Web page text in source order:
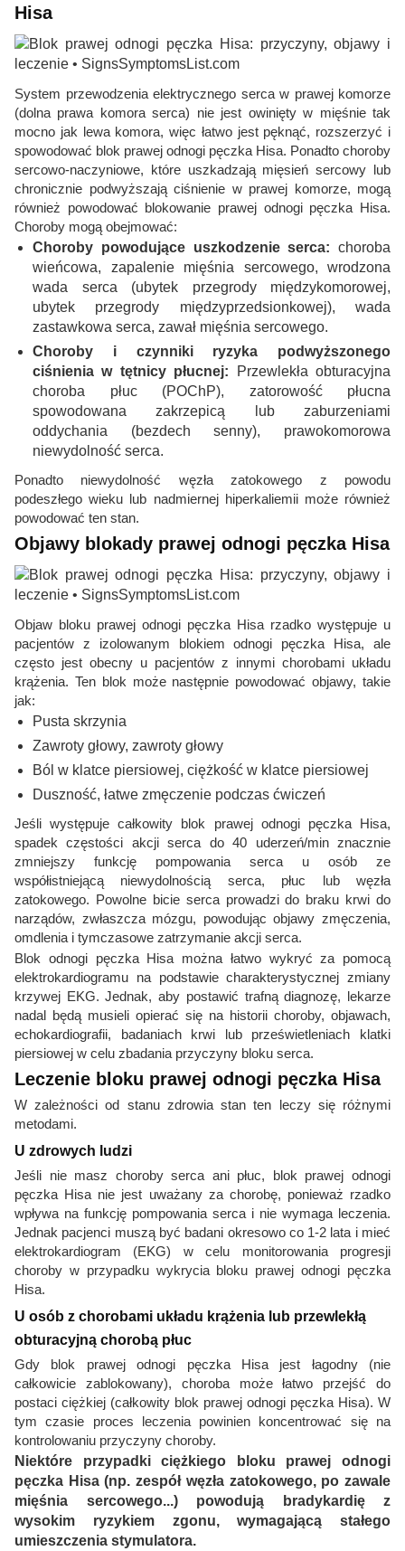
Hisa
System przewodzenia elektrycznego serca w prawej komorze
(dolna prawa komora serca) nie jest owinięty w mięśnie tak
mocno jak lewa komora, więc łatwo jest pęknąć, rozszerzyć i
spowodować blok prawej odnogi pęczka Hisa. Ponadto choroby
sercowo-naczyniowe, które uszkadzają mięsień sercowy lub
chronicznie podwyższają ciśnienie w prawej komorze, mogą
również powodować blokowanie prawej odnogi pęczka Hisa.
Choroby mogą obejmować:
Choroby powodujące uszkodzenie serca: choroba
wieńcowa, zapalenie mięśnia sercowego, wrodzona
wada serca (ubytek przegrody międzykomorowej,
ubytek przegrody międzyprzedsionkowej), wada
zastawkowa serca, zawał mięśnia sercowego.
Choroby i czynniki ryzyka podwyższonego
ciśnienia w tętnicy płucnej: Przewlekła obturacyjna
choroba płuc (POChP), zatorowość płucna
spowodowana zakrzepicą lub zaburzeniami
oddychania (bezdech senny), prawokomorowa
niewydolność serca.
Ponadto niewydolność węzła zatokowego z powodu
podeszłego wieku lub nadmiernej hiperkaliemii może również
powodować ten stan.
Objawy blokady prawej odnogi pęczka Hisa
Objaw bloku prawej odnogi pęczka Hisa rzadko występuje u
pacjentów z izolowanym blokiem odnogi pęczka Hisa, ale
często jest obecny u pacjentów z innymi chorobami układu
krążenia. Ten blok może następnie powodować objawy, takie
jak:
Pusta skrzynia
Zawroty głowy, zawroty głowy
Ból w klatce piersiowej, ciężkość w klatce piersiowej
Duszność, łatwe zmęczenie podczas ćwiczeń
Jeśli występuje całkowity blok prawej odnogi pęczka Hisa,
spadek częstości akcji serca do 40 uderzeń/min znacznie
zmniejszy funkcję pompowania serca u osób ze
współistniejącą niewydolnością serca, płuc lub węzła
zatokowego. Powolne bicie serca prowadzi do braku krwi do
narządów, zwłaszcza mózgu, powodując objawy zmęczenia,
omdlenia i tymczasowe zatrzymanie akcji serca.
Blok odnogi pęczka Hisa można łatwo wykryć za pomocą
elektrokardiogramu na podstawie charakterystycznej zmiany
krzywej EKG. Jednak, aby postawić trafną diagnozę, lekarze
nadal będą musieli opierać się na historii choroby, objawach,
echokardiografii, badaniach krwi lub prześwietleniach klatki
piersiowej w celu zbadania przyczyny bloku serca.
Leczenie bloku prawej odnogi pęczka Hisa
W zależności od stanu zdrowia stan ten leczy się różnymi
metodami.
U zdrowych ludzi
Jeśli nie masz choroby serca ani płuc, blok prawej odnogi
pęczka Hisa nie jest uważany za chorobę, ponieważ rzadko
wpływa na funkcję pompowania serca i nie wymaga leczenia.
Jednak pacjenci muszą być badani okresowo co 1-2 lata i mieć
elektrokardiogram (EKG) w celu monitorowania progresji
choroby w przypadku wykrycia bloku prawej odnogi pęczka
Hisa.
U osób z chorobami układu krążenia lub przewlekłą
obturacyjną chorobą płuc
Gdy blok prawej odnogi pęczka Hisa jest łagodny (nie
całkowicie zablokowany), choroba może łatwo przejść do
postaci ciężkiej (całkowity blok prawej odnogi pęczka Hisa). W
tym czasie proces leczenia powinien koncentrować się na
kontrolowaniu przyczyny choroby.
Niektóre przypadki ciężkiego bloku prawej odnogi
pęczka Hisa (np. zespół węzła zatokowego, po zawale
mięśnia sercowego...) powodują bradykardię z
wysokim ryzykiem zgonu, wymagającą stałego
umieszczenia stymulatora.